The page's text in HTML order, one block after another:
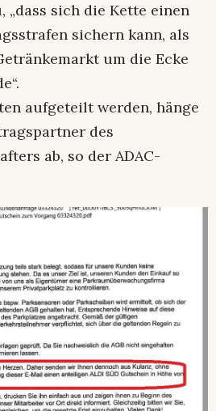
„dass sich die Kette einen
sichern kann, als
um die Ecke
aufgeteilt werden, hänge
des
ab, so der ADAC-